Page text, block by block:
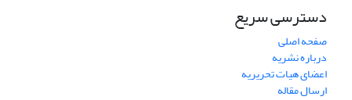
دسترسی سریع
صفحه اصلی
درباره نشریه
اعضای هیات تحریریه
ارسال مقاله